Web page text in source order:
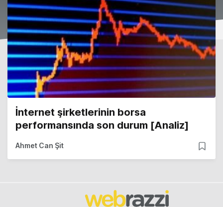
İnternet şirketlerinin borsa
performansında son durum [Analiz]
Ahmet Can Şit